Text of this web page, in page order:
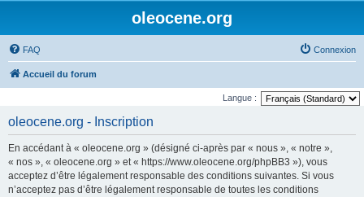
oleocene.org
FAQ Connexion
Accueil du forum
Langue :
oleocene.org - Inscription
En accédant à « oleocene.org » (désigné ci-après par « nous », « notre »,
« nos », « oleocene.org » et « https://www.oleocene.org/phpBB3 »), vous
acceptez d’être légalement responsable des conditions suivantes. Si vous
n’acceptez pas d’être légalement responsable de toutes les conditions